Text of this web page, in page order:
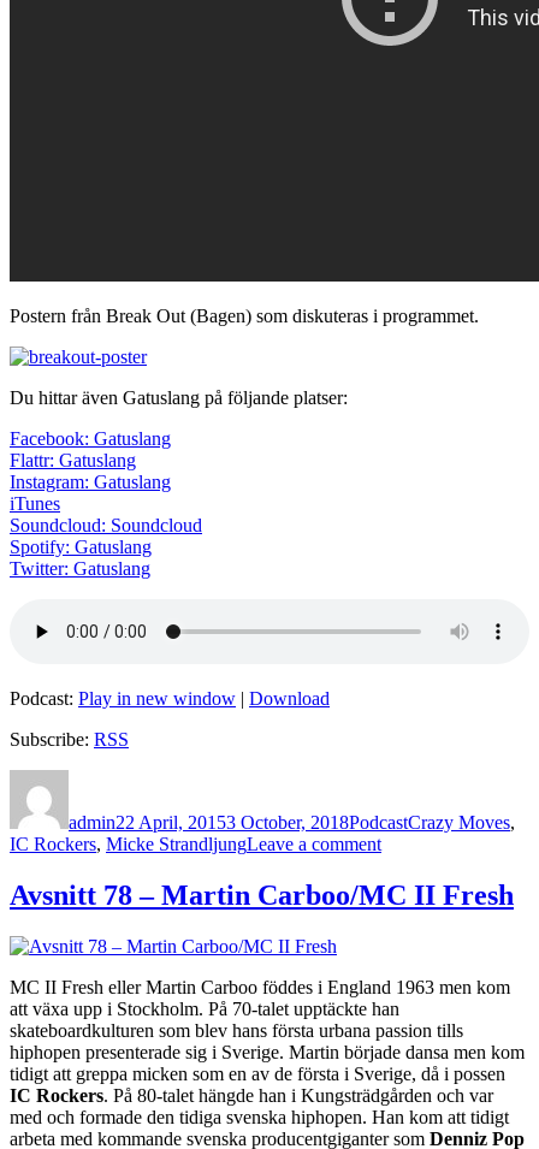
Postern från Break Out (Bagen) som diskuteras i programmet.
Du hittar även Gatuslang på följande platser:
Facebook: Gatuslang
Flattr: Gatuslang
Instagram: Gatuslang
iTunes
Soundcloud: Soundcloud
Spotify: Gatuslang
Twitter: Gatuslang
Podcast: Play in new window | Download
Subscribe: RSS
admin22 April, 20153 October, 2018PodcastCrazy Moves,
IC Rockers, Micke StrandljungLeave a commenton
88
–
Avsnitt 78 – Martin Carboo/MC II Fresh
MC II Fresh eller Martin Carboo föddes i England 1963 men kom
att växa upp i Stockholm. På 70-talet upptäckte han
skateboardkulturen som blev hans första urbana passion tills
hiphopen presenterade sig i Sverige. Martin började dansa men kom
tidigt att greppa micken som en av de första i Sverige, då i possen
IC Rockers. På 80-talet hängde han i Kungsträdgården och var
med och formade den tidiga svenska hiphopen. Han kom att tidigt
arbeta med kommande svenska producentgiganter som Denniz Pop